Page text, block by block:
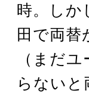
時。しか
田で両
（まだ
らない